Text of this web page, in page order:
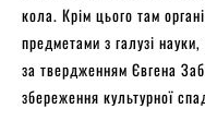
кола. Крім цього там
предметами з галузі
за твердженням Євгена
збереження культурної